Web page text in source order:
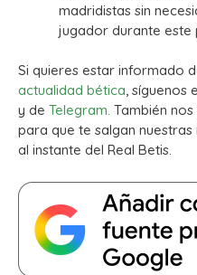
madridistas sin
jugador durante este
Si quieres estar informado
actualidad bética, síguenos
y de Telegram. También
para que te salgan
al instante del Real Betis.